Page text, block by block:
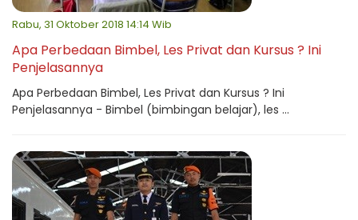
Rabu, 31 Oktober 2018 14:14 Wib
Apa Perbedaan Bimbel, Les Privat dan Kursus ? Ini
Penjelasannya
Apa Perbedaan Bimbel, Les Privat dan Kursus ? Ini
Penjelasannya - Bimbel (bimbingan belajar), les ...